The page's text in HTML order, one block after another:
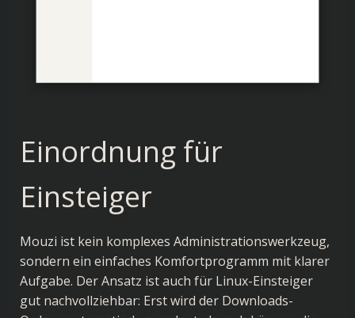
Einordnung für
Einsteiger
Mouzi ist kein komplexes Administrationswerkzeug,
sondern ein einfaches Komfortprogramm mit klarer
Aufgabe. Der Ansatz ist auch für Linux-Einsteiger
gut nachvollziehbar: Erst wird der Downloads-